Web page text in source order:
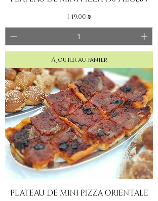
Prix
149,00 ₪
Ajouter au panier
PLATEAU DE MINI PIZZA ORIENTALE